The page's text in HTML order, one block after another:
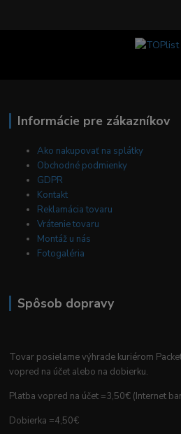
Informácie pre zákazníkov
Ako nakupovať na splátky
Obchodné podmienky
GDPR
Kontakt
Reklamácia tovaru
Vrátenie tovaru
Montáž u nás
Fotogaléria
Spôsob dopravy
Tovar posielame výhrade kuriérom
vopred na účet alebo na dobierku.
Platba vopred na účet =3,50€ (Internet
Dobierka =4,50€